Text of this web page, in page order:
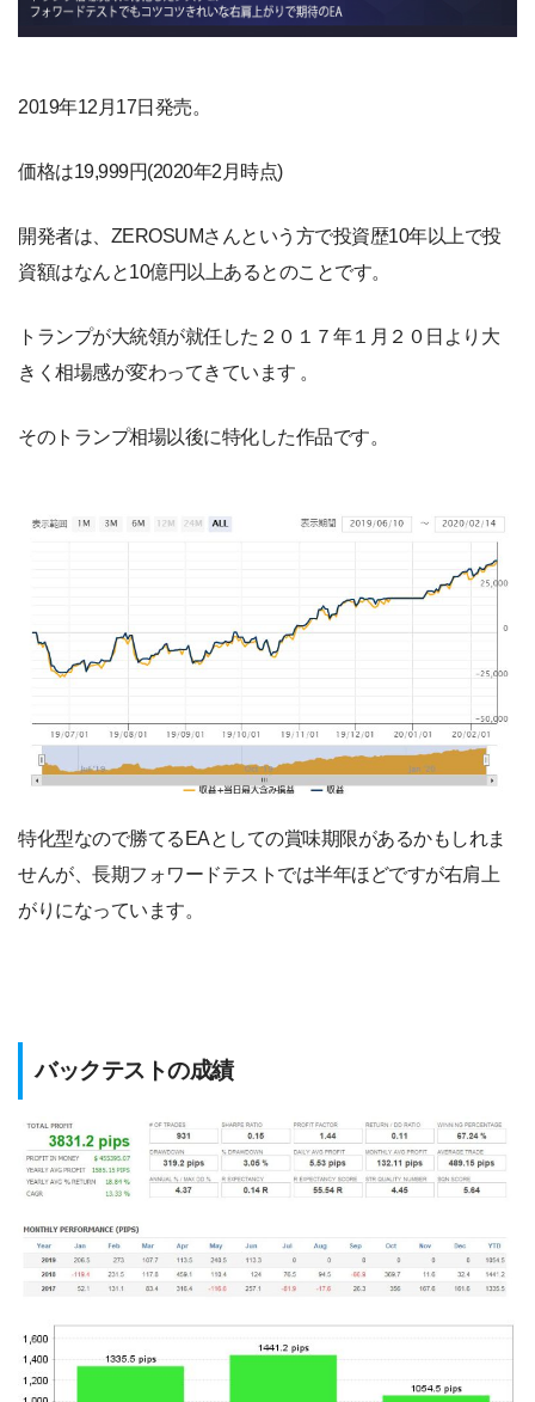
2019年12月17日発売。
価格は19,999円(2020年2月時点)
開発者は、ZEROSUMさんという方で投資歴10年以上で投
資額はなんと10億円以上あるとのことです。
トランプが大統領が就任した２０１７年１月２０日より大
きく相場感が変わってきています 。
そのトランプ相場以後に特化した作品です。
特化型なので勝てるEAとしての賞味期限があるかもしれま
せんが、長期フォワードテストでは半年ほどですが右肩上
がりになっています。
バックテストの成績